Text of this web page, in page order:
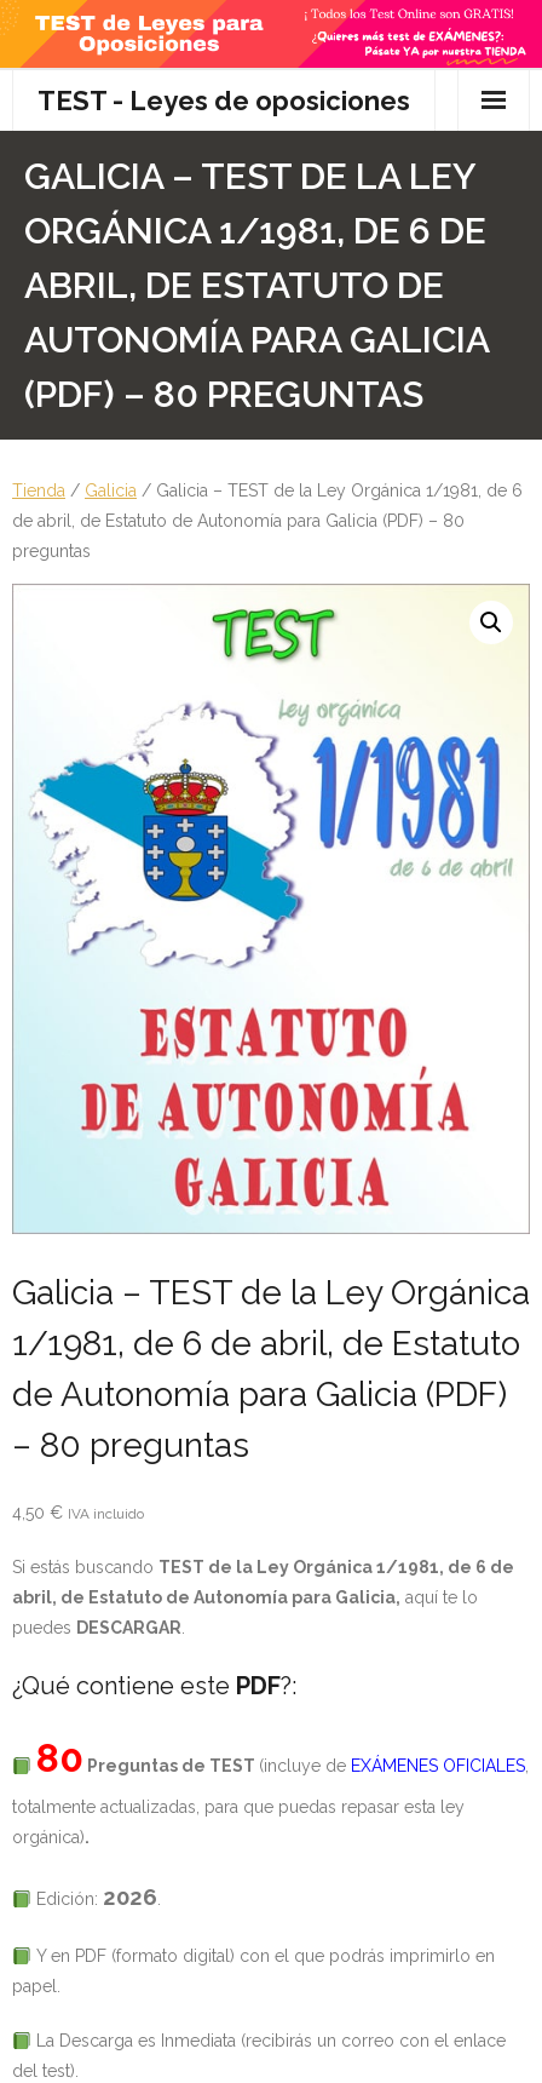
Skip
content
TEST - Leyes de oposiciones
TEST Gratis
Preguntas
- Diferencia entre propuesta y proposición de ley
- Qué es la competencia administrativa
- ¿Es PRECEPTIVO el Recurso de Alzada? ¿Y
- Diferencia entre Personalidad Jurídica PLENA y
Personalidad Jurídica PROPIA
- La Administración Pública en La Constitución
- Qué se entiende por CONSOLIDACIÓN y por
TIENDA Test PDF
CONVOCATORIAS
- TEST de Auxilio Judicial 2026
- OPOSICIÓN Auxilio Judicial, turno libre – 2025
- OPOSICIÓN Tramitación procesal y Administrativa –
- OPOSICIÓN Gestión Procesal, turno libre – 2025
- OPOSICIÓN Auxiliar Administrativo del Estado - 2024
- OPOSICIÓN Administrativo del Estado - 2024
- - OPOSICIÓN Gestión Seguridad Social – 2025
- - OPOSICIÓN Administrativo Seguridad Social – 2025
- - OPOSICIÓN Administrativo Seguridad Social - 2024
- Andalucía
- - TEST de Auxiliar Administrativo SAS 2026
- - OPOSICIÓN Administrativo SAS – 2025
Andalucía - 2024
- - OPOSICIÓN Administrativo de la Junta de Andalucía –
2024
- Aragón
- - TEST de Auxiliar Administrativo DGA Aragón 2026
- - OPOSICIÓN Auxiliar Administrativo Universidad
GALICIA – TEST DE LA LEY
ORGÁNICA 1/1981, DE 6 DE
ABRIL, DE ESTATUTO DE
AUTONOMÍA PARA GALICIA
(PDF) – 80 PREGUNTAS
Tienda / Galicia / Galicia – TEST de la Ley Orgánica 1/1981, de 6
de abril, de Estatuto de Autonomía para Galicia (PDF) – 80
preguntas
Galicia – TEST de la Ley Orgánica
1/1981, de 6 de abril, de Estatuto
de Autonomía para Galicia (PDF)
– 80 preguntas
4,50 € IVA incluido
Si estás buscando TEST de la Ley Orgánica 1/1981, de 6 de
abril, de Estatuto de Autonomía para Galicia, aquí te lo
puedes DESCARGAR
¿Qué contiene este PDF?:
80 Preguntas de TEST (incluye de EXÁMENES OFICIALES,
totalmente actualizadas, para que puedas repasar esta ley
orgánica).
Edición: 2026
Y en PDF (formato digital) con el que podrás imprimirlo en
papel.
La Descarga es Inmediata (recibirás un correo con el enlace
del test).